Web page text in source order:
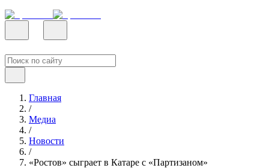
Главная
/
Медиа
/
Новости
/
«Ростов» сыграет в Катаре с «Партизаном»